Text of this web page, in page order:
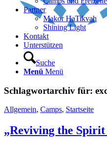
Partner
Makor HaTikvah
Shining Light
Kontakt
Unterstützen
Suche
Menü Menü
Schlagwortarchiv für:
Allgemein, Camps, Startseite
„Reviving the